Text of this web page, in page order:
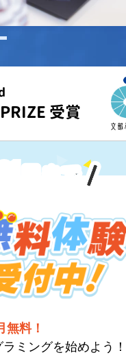
受賞
まで
無料！
ラミングを始めよう！